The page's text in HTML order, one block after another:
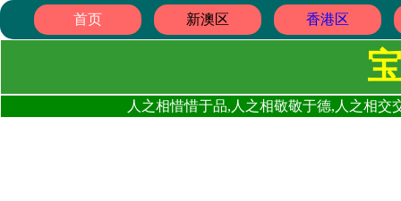
首页 新澳区 香港区
人之相惜惜于品,人之相敬敬于德,人之相